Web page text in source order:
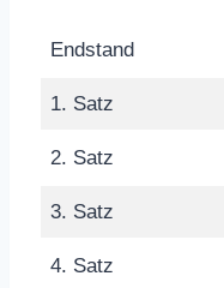
Endstand
1. Satz
2. Satz
3. Satz
4. Satz